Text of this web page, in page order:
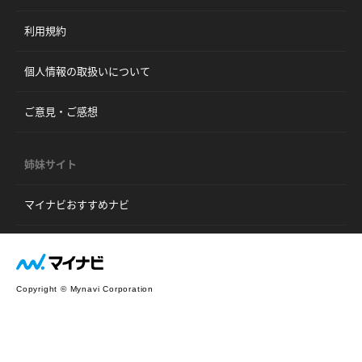
利用規約
個人情報の取扱いについて
ご意見・ご感想
姉妹サイト
マイナビおすすめナビ
Copyright © Mynavi Corporation